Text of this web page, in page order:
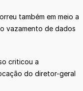
também em meio a
vazamento de dados
criticou a
do diretor-geral